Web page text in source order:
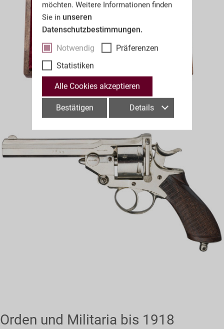
Orden und Militaria bis 1918
möchten. Weitere Informationen finden
Sie in unseren
Datenschutzbestimmungen.
Notwendig
Präferenzen
Statistiken
Alle Cookies akzeptieren
Bestätigen Details